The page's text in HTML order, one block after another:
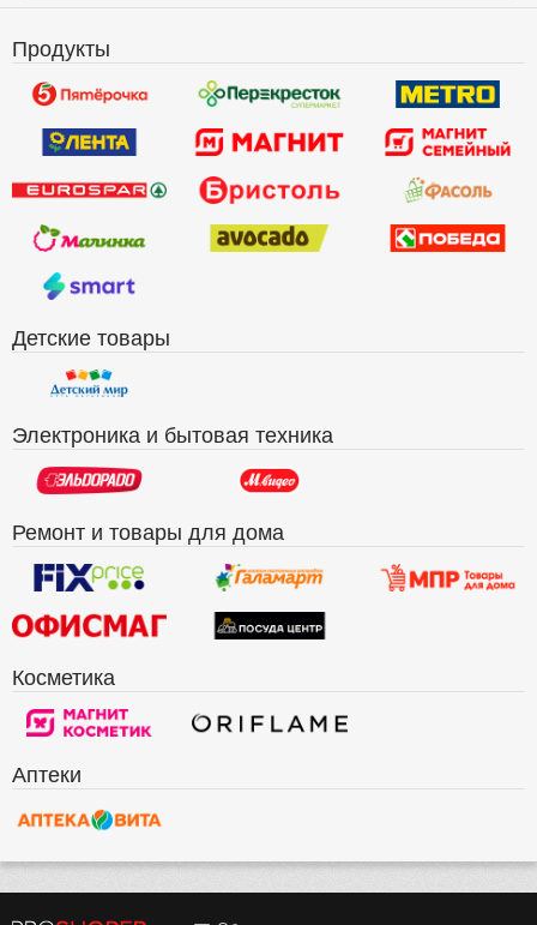
Продукты
Детские товары
Электроника и бытовая техника
Ремонт и товары для дома
Косметика
Аптеки